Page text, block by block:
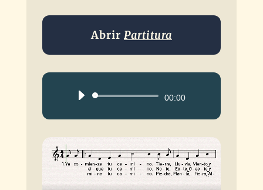
Abrir Partitura
Reproductor00:00